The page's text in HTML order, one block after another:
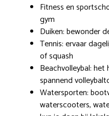
Fitness en
gym
Duiken: bewonder
Tennis: ervaar
of squash
Beachvolleybal:
spannend
Watersporten:
waterscooters,